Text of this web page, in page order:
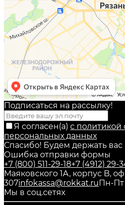
Подписаться на рассылкy!
Я согласен(a) с политикой
персональных данных
Спасибо! Будем держать вас
Ошибка отправки формы
+7 (800) 511-29-18+7 (4912) 29-
Маяковского 1А, корпус B,
307infokassa@rokkat.ruПн-Пт
Мы в соц.сетях